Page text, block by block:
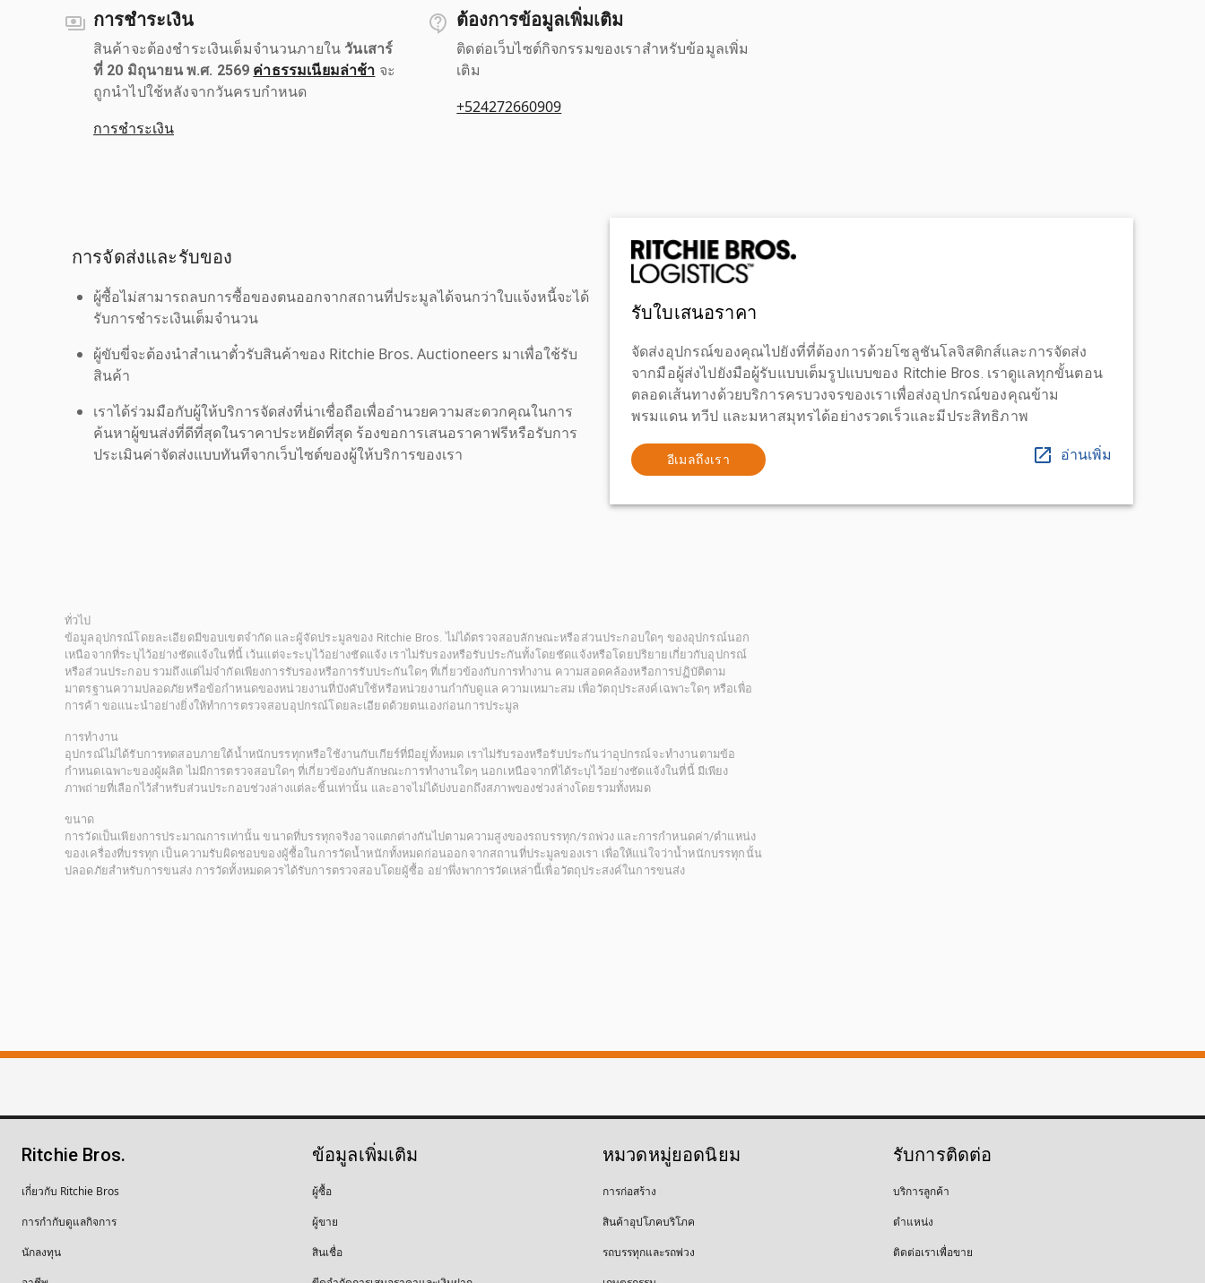
การชำระเงิน
สินค้าจะต้องชำระเงินเต็มจำนวนภายใน วันเสาร์
ที่ 20 มิถุนายน พ.ศ. 2569 ค่าธรรมเนียมล่าช้า จะ
ถูกนำไปใช้หลังจากวันครบกำหนด
การชำระเงิน
ต้องการข้อมูลเพิ่มเติม
ติดต่อเว็บไซต์กิจกรรมของเราสำหรับข้อมูลเพิ่ม
เติม
+524272660909
การจัดส่งและรับของ
ผู้ซื้อไม่สามารถลบการซื้อของตนออกจากสถานที่ประมูลได้จนกว่าใบแจ้งหนี้จะได้
รับการชำระเงินเต็มจำนวน
ผู้ขับขี่จะต้องนำสำเนาตั๋วรับสินค้าของ Ritchie Bros. Auctioneers มาเพื่อใช้รับ
สินค้า
เราได้ร่วมมือกับผู้ให้บริการจัดส่งที่น่าเชื่อถือเพื่ออำนวยความสะดวกคุณในการ
ค้นหาผู้ขนส่งที่ดีที่สุดในราคาประหยัดที่สุด ร้องขอการเสนอราคาฟรีหรือรับการ
ประเมินค่าจัดส่งแบบทันทีจากเว็บไซต์ของผู้ให้บริการของเรา
รับใบเสนอราคา
จัดส่งอุปกรณ์ของคุณไปยังที่ที่ต้องการด้วยโซลูชันโลจิสติกส์และการจัดส่ง
จากมือผู้ส่งไปยังมือผู้รับแบบเต็มรูปแบบของ Ritchie Bros. เราดูแลทุกขั้นตอน
ตลอดเส้นทางด้วยบริการครบวงจรของเราเพื่อส่งอุปกรณ์ของคุณข้าม
พรมแดน ทวีป และมหาสมุทรได้อย่างรวดเร็วและมีประสิทธิภาพ
อีเมลถึงเรา อ่านเพิ่ม
ทั่วไป
ข้อมูลอุปกรณ์โดยละเอียดมีขอบเขตจำกัด และผู้จัดประมูลของ Ritchie Bros. ไม่ได้ตรวจสอบลักษณะหรือส่วนประกอบใดๆ ของอุปกรณ์นอก
เหนือจากที่ระบุไว้อย่างชัดแจ้งในที่นี้ เว้นแต่จะระบุไว้อย่างชัดแจ้ง เราไม่รับรองหรือรับประกันทั้งโดยชัดแจ้งหรือโดยปริยายเกี่ยวกับอุปกรณ์
หรือส่วนประกอบ รวมถึงแต่ไม่จำกัดเพียงการรับรองหรือการรับประกันใดๆ ที่เกี่ยวข้องกับการทำงาน ความสอดคล้องหรือการปฏิบัติตาม
มาตรฐานความปลอดภัยหรือข้อกำหนดของหน่วยงานที่บังคับใช้หรือหน่วยงานกำกับดูแล ความเหมาะสม เพื่อวัตถุประสงค์เฉพาะใดๆ หรือเพื่อ
การค้า ขอแนะนำอย่างยิ่งให้ทำการตรวจสอบอุปกรณ์โดยละเอียดด้วยตนเองก่อนการประมูล
การทำงาน
อุปกรณ์ไม่ได้รับการทดสอบภายใต้น้ำหนักบรรทุกหรือใช้งานกับเกียร์ที่มีอยู่ทั้งหมด เราไม่รับรองหรือรับประกันว่าอุปกรณ์จะทำงานตามข้อ
กำหนดเฉพาะของผู้ผลิต ไม่มีการตรวจสอบใดๆ ที่เกี่ยวข้องกับลักษณะการทำงานใดๆ นอกเหนือจากที่ได้ระบุไว้อย่างชัดแจ้งในที่นี้ มีเพียง
ภาพถ่ายที่เลือกไว้สำหรับส่วนประกอบช่วงล่างแต่ละชิ้นเท่านั้น และอาจไม่ได้บ่งบอกถึงสภาพของช่วงล่างโดยรวมทั้งหมด
ขนาด
การวัดเป็นเพียงการประมาณการเท่านั้น ขนาดที่บรรทุกจริงอาจแตกต่างกันไปตามความสูงของรถบรรทุก/รถพ่วง และการกำหนดค่า/ตำแหน่ง
ของเครื่องที่บรรทุก เป็นความรับผิดชอบของผู้ซื้อในการวัดน้ำหนักทั้งหมดก่อนออกจากสถานที่ประมูลของเรา เพื่อให้แน่ใจว่าน้ำหนักบรรทุกนั้น
ปลอดภัยสำหรับการขนส่ง การวัดทั้งหมดควรได้รับการตรวจสอบโดยผู้ซื้อ อย่าพึ่งพาการวัดเหล่านี้เพื่อวัตถุประสงค์ในการขนส่ง
Ritchie Bros.
เกี่ยวกับ Ritchie Bros
การกำกับดูแลกิจการ
นักลงทุน
ข้อมูลเพิ่มเติม
ผู้ซื้อ
ผู้ขาย
สินเชื่อ
หมวดหมู่ยอดนิยม
การก่อสร้าง
สินค้าอุปโภคบริโภค
รถบรรทุกและรถพ่วง
รับการติดต่อ
บริการลูกค้า
ตำแหน่ง
ติดต่อเราเพื่อขาย